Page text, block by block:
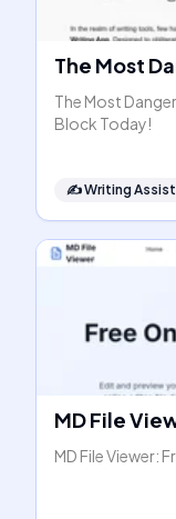
The Most
The Most
Block Today!
✍️Writing
MD File
MD File Viewer: